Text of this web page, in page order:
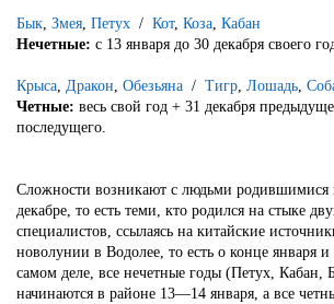
Бык, Змея, Петух / Кот, Коза, Кабан
Нечетные: с 13 января до 30 декабря своего
Крыса, Дракон, Обезьяна / Тигр, Лошадь,
Четные: весь свой год + 31 декабря
последущего.
Сложности возникают с людьми родившимися
декабре, то есть теми, кто родился на стыке
специалистов, ссылаясь на китайские
новолунии в Водолее, то есть о конце января
самом деле, все нечетные годы (Петух, Кабан,
начинаются в районе 13—14 января, а все